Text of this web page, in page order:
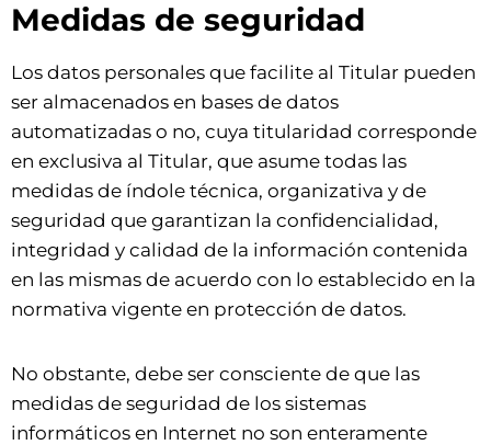
Medidas de seguridad
Los datos personales que facilite al Titular pueden
ser almacenados en bases de datos
automatizadas o no, cuya titularidad corresponde
en exclusiva al Titular, que asume todas las
medidas de índole técnica, organizativa y de
seguridad que garantizan la confidencialidad,
integridad y calidad de la información contenida
en las mismas de acuerdo con lo establecido en la
normativa vigente en protección de datos.
No obstante, debe ser consciente de que las
medidas de seguridad de los sistemas
informáticos en Internet no son enteramente